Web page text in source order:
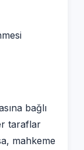
bağlı
taraflar
mahkeme